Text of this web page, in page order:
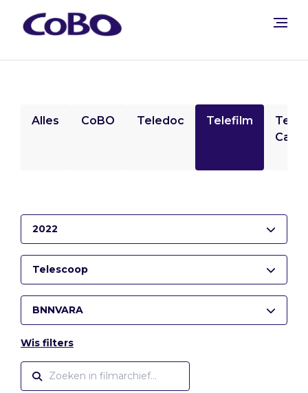
Alles CoBO Teledoc Telefilm
2022
Telescoop
BNNVARA
Wis filters